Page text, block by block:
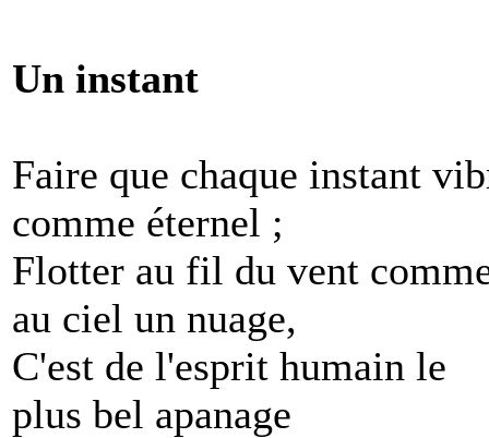
Un instant
Faire que chaque instant
comme éternel ;
Flotter au fil du vent
au ciel un nuage,
C'est de l'esprit humain le
plus bel apanage